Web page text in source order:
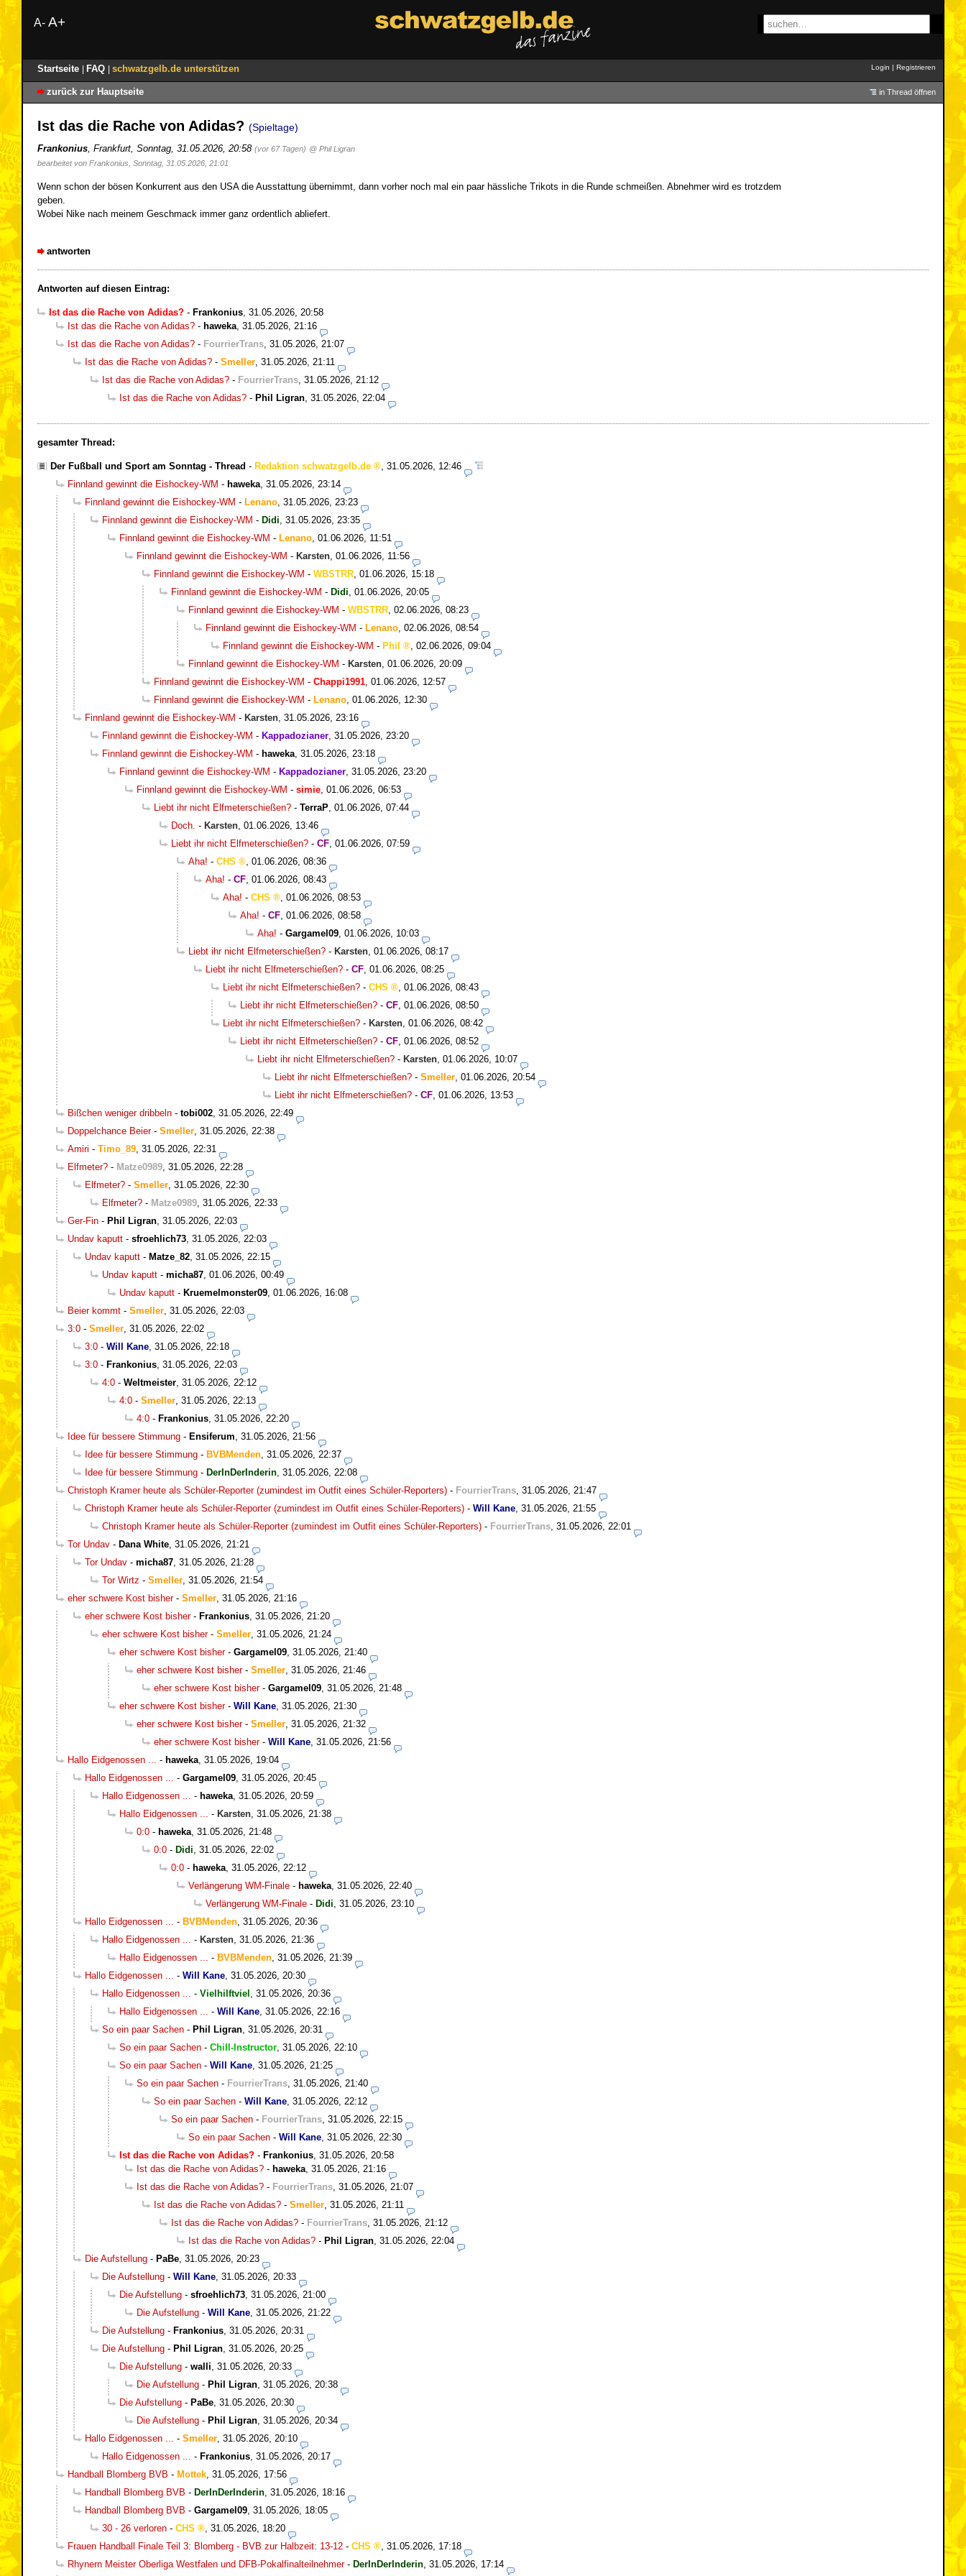
A- A+
Startseite FAQ schwatzgelb.de unterstützen Login | Registrieren
zurück zur Hauptseite in Thread öffnen
Ist das die Rache von Adidas? (Spieltage)
Frankonius Frankfurt Sonntag, 31.05.2026, 20:58 (vor 67 Tagen) @ Phil Ligran
bearbeitet von Frankonius, Sonntag, 31.05.2026, 21:01
Wenn schon der bösen Konkurrent aus den USA die Ausstattung übernimmt, dann vorher noch mal ein paar hässliche Trikots in die Runde schmeißen. Abnehmer wird es trotzdem
geben.
Wobei Nike nach meinem Geschmack immer ganz ordentlich abliefert.
antworten
Antworten auf diesen Eintrag:
Ist das die Rache von Adidas? - Frankonius 31.05.2026, 20:58
Ist das die Rache von Adidas? - haweka 31.05.2026, 21:16
Ist das die Rache von Adidas? - FourrierTrans 31.05.2026, 21:07
Ist das die Rache von Adidas? - Smeller 31.05.2026, 21:11
Ist das die Rache von Adidas? - FourrierTrans 31.05.2026, 21:12
Ist das die Rache von Adidas? - Phil Ligran 31.05.2026, 22:04
gesamter Thread:
Der Fußball und Sport am Sonntag - Thread - Redaktion schwatzgelb.de
31.05.2026, 12:46
Finnland gewinnt die Eishockey-WM - haweka 31.05.2026, 23:14
Finnland gewinnt die Eishockey-WM - Lenano 31.05.2026, 23:23
Finnland gewinnt die Eishockey-WM - Didi 31.05.2026, 23:35
Finnland gewinnt die Eishockey-WM - Lenano 01.06.2026, 11:51
Finnland gewinnt die Eishockey-WM - Karsten 01.06.2026, 11:56
Finnland gewinnt die Eishockey-WM - WBSTRR 01.06.2026, 15:18
Finnland gewinnt die Eishockey-WM - Didi 01.06.2026, 20:05
Finnland gewinnt die Eishockey-WM - WBSTRR 02.06.2026, 08:23
Finnland gewinnt die Eishockey-WM - Lenano 02.06.2026, 08:54
Finnland gewinnt die Eishockey-WM - Phil
02.06.2026, 09:04
Finnland gewinnt die Eishockey-WM - Karsten 01.06.2026, 20:09
Finnland gewinnt die Eishockey-WM - Chappi1991 01.06.2026, 12:57
Finnland gewinnt die Eishockey-WM - Lenano 01.06.2026, 12:30
Finnland gewinnt die Eishockey-WM - Karsten 31.05.2026, 23:16
Finnland gewinnt die Eishockey-WM - Kappadozianer 31.05.2026, 23:20
Finnland gewinnt die Eishockey-WM - haweka 31.05.2026, 23:18
Finnland gewinnt die Eishockey-WM - Kappadozianer 31.05.2026, 23:20
Finnland gewinnt die Eishockey-WM - simie 01.06.2026, 06:53
Liebt ihr nicht Elfmeterschießen? - TerraP 01.06.2026, 07:44
Doch. - Karsten 01.06.2026, 13:46
Liebt ihr nicht Elfmeterschießen? - CF 01.06.2026, 07:59
Aha! - CHS
01.06.2026, 08:36
Aha! - CF 01.06.2026, 08:43
Aha! - CHS
01.06.2026, 08:53
Aha! - CF 01.06.2026, 08:58
Aha! - Gargamel09 01.06.2026, 10:03
Liebt ihr nicht Elfmeterschießen? - Karsten 01.06.2026, 08:17
Liebt ihr nicht Elfmeterschießen? - CF 01.06.2026, 08:25
Liebt ihr nicht Elfmeterschießen? - CHS
01.06.2026, 08:43
Liebt ihr nicht Elfmeterschießen? - CF 01.06.2026, 08:50
Liebt ihr nicht Elfmeterschießen? - Karsten 01.06.2026, 08:42
Liebt ihr nicht Elfmeterschießen? - CF 01.06.2026, 08:52
Liebt ihr nicht Elfmeterschießen? - Karsten 01.06.2026, 10:07
Liebt ihr nicht Elfmeterschießen? - Smeller 01.06.2026, 20:54
Liebt ihr nicht Elfmeterschießen? - CF 01.06.2026, 13:53
Bißchen weniger dribbeln - tobi002 31.05.2026, 22:49
Doppelchance Beier- Smeller 31.05.2026, 22:38
Amiri - Timo_89 31.05.2026, 22:31
Elfmeter? - Matze0989 31.05.2026, 22:28
Elfmeter? - Smeller 31.05.2026, 22:30
Elfmeter? - Matze0989 31.05.2026, 22:33
Ger-Fin - Phil Ligran 31.05.2026, 22:03
Undav kaputt - sfroehlich73 31.05.2026, 22:03
Undav kaputt - Matze_82 31.05.2026, 22:15
Undav kaputt - micha87 01.06.2026, 00:49
Undav kaputt - Kruemelmonster09 01.06.2026, 16:08
Beier kommt - Smeller 31.05.2026, 22:03
3:0 - Smeller 31.05.2026, 22:02
3:0 - Will Kane 31.05.2026, 22:18
3:0 - Frankonius 31.05.2026, 22:03
4:0 - Weltmeister 31.05.2026, 22:12
4:0 - Smeller 31.05.2026, 22:13
4:0 - Frankonius 31.05.2026, 22:20
Idee für bessere Stimmung - Ensiferum 31.05.2026, 21:56
Idee für bessere Stimmung - BVBMenden 31.05.2026, 22:37
Idee für bessere Stimmung - DerInDerInderin 31.05.2026, 22:08
Christoph Kramer heute als Schüler-Reporter (zumindest im Outfit eines Schüler-Reporters) - FourrierTrans 31.05.2026, 21:47
Christoph Kramer heute als Schüler-Reporter (zumindest im Outfit eines Schüler-Reporters) - Will Kane 31.05.2026, 21:55
Christoph Kramer heute als Schüler-Reporter (zumindest im Outfit eines Schüler-Reporters) - FourrierTrans 31.05.2026, 22:01
Tor Undav - Dana White 31.05.2026, 21:21
Tor Undav - micha87 31.05.2026, 21:28
Tor Wirtz - Smeller 31.05.2026, 21:54
eher schwere Kost bisher- Smeller 31.05.2026, 21:16
eher schwere Kost bisher- Frankonius 31.05.2026, 21:20
eher schwere Kost bisher- Smeller 31.05.2026, 21:24
eher schwere Kost bisher- Gargamel09 31.05.2026, 21:40
eher schwere Kost bisher- Smeller 31.05.2026, 21:46
eher schwere Kost bisher- Gargamel09 31.05.2026, 21:48
eher schwere Kost bisher- Will Kane 31.05.2026, 21:30
eher schwere Kost bisher- Smeller 31.05.2026, 21:32
eher schwere Kost bisher- Will Kane 31.05.2026, 21:56
Hallo Eidgenossen ...
- haweka 31.05.2026, 19:04
Hallo Eidgenossen ...
- Gargamel09 31.05.2026, 20:45
Hallo Eidgenossen ...
- haweka 31.05.2026, 20:59
Hallo Eidgenossen ...
- Karsten 31.05.2026, 21:38
0:0 - haweka 31.05.2026, 21:48
0:0 - Didi 31.05.2026, 22:02
0:0 - haweka 31.05.2026, 22:12
Verlängerung WM-Finale - haweka 31.05.2026, 22:40
Verlängerung WM-Finale - Didi 31.05.2026, 23:10
Hallo Eidgenossen ...
- BVBMenden 31.05.2026, 20:36
Hallo Eidgenossen ...
- Karsten 31.05.2026, 21:36
Hallo Eidgenossen ...
- BVBMenden 31.05.2026, 21:39
Hallo Eidgenossen ...
- Will Kane 31.05.2026, 20:30
Hallo Eidgenossen ...
- Vielhilftviel 31.05.2026, 20:36
Hallo Eidgenossen ...
- Will Kane 31.05.2026, 22:16
So ein paar Sachen - Phil Ligran 31.05.2026, 20:31
So ein paar Sachen - Chill-Instructor 31.05.2026, 22:10
So ein paar Sachen - Will Kane 31.05.2026, 21:25
So ein paar Sachen - FourrierTrans 31.05.2026, 21:40
So ein paar Sachen - Will Kane 31.05.2026, 22:12
So ein paar Sachen - FourrierTrans 31.05.2026, 22:15
So ein paar Sachen - Will Kane 31.05.2026, 22:30
Ist das die Rache von Adidas? - Frankonius 31.05.2026, 20:58
Ist das die Rache von Adidas? - haweka 31.05.2026, 21:16
Ist das die Rache von Adidas? - FourrierTrans 31.05.2026, 21:07
Ist das die Rache von Adidas? - Smeller 31.05.2026, 21:11
Ist das die Rache von Adidas? - FourrierTrans 31.05.2026, 21:12
Ist das die Rache von Adidas? - Phil Ligran 31.05.2026, 22:04
Die Aufstellung - PaBe 31.05.2026, 20:23
Die Aufstellung - Will Kane 31.05.2026, 20:33
Die Aufstellung - sfroehlich73 31.05.2026, 21:00
Die Aufstellung - Will Kane 31.05.2026, 21:22
Die Aufstellung - Frankonius 31.05.2026, 20:31
Die Aufstellung - Phil Ligran 31.05.2026, 20:25
Die Aufstellung - walli 31.05.2026, 20:33
Die Aufstellung - Phil Ligran 31.05.2026, 20:38
Die Aufstellung - PaBe 31.05.2026, 20:30
Die Aufstellung - Phil Ligran 31.05.2026, 20:34
Hallo Eidgenossen ...
- Smeller 31.05.2026, 20:10
Hallo Eidgenossen ...
- Frankonius 31.05.2026, 20:17
Handball Blomberg BVB - Mottek 31.05.2026, 17:56
Handball Blomberg BVB - DerInDerInderin 31.05.2026, 18:16
Handball Blomberg BVB - Gargamel09 31.05.2026, 18:05
30 - 26 verloren - CHS
31.05.2026, 18:20
Frauen Handball Finale Teil 3: Blomberg - BVB zur Halbzeit: 13-12 - CHS
31.05.2026, 17:18
Rhynern Meister Oberliga Westfalen und DFB-Pokalfinalteilnehmer- DerInDerInderin 31.05.2026, 17:14